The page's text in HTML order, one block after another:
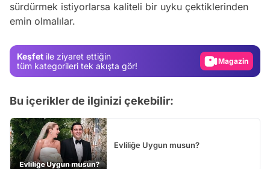
sürdürmek istiyorlarsa kaliteli bir uyku çektiklerinden
emin olmalılar.
Keşfet ile ziyaret ettiğin
tüm kategorileri tek akışta gör!
Video
Bu içerikler de ilginizi çekebilir:
Evliliğe Uygun musun?